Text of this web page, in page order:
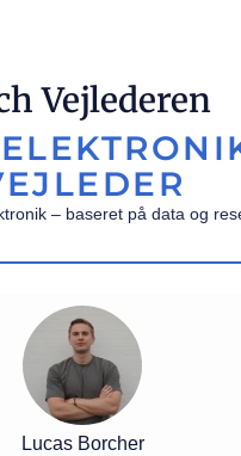
Vejlederen
– baseret på data og
Lucas Borcher